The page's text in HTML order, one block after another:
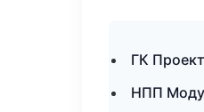
ГК
НПП